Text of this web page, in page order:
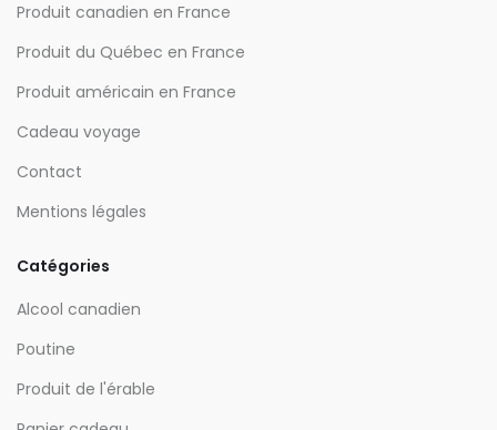
Produit canadien en France
Produit du Québec en France
Produit américain en France
Cadeau voyage
Contact
Mentions légales
Catégories
Alcool canadien
Poutine
Produit de l'érable